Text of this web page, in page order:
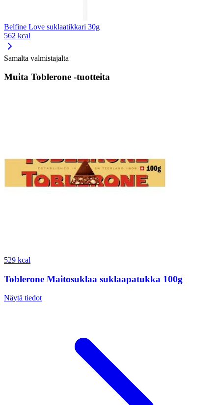
Belfine Love suklaatikkari 30g
562 kcal
Samalta valmistajalta
Muita Toblerone -tuotteita
529 kcal
Toblerone Maitosuklaa suklaapatukka 100g
Näytä tiedot